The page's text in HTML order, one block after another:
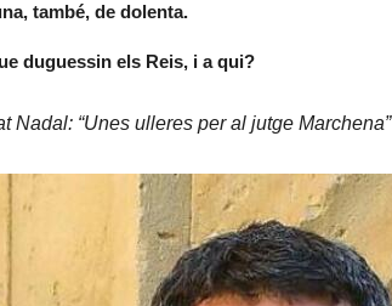
també, de dolenta.
duguessin els Reis, i a qui?
Nadal: “Unes ulleres per al jutge Marchena”